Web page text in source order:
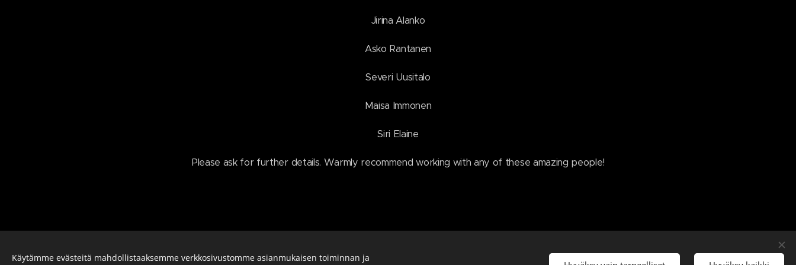
Jirina Alanko
Asko Rantanen
Severi Uusitalo
Maisa Immonen
Siri Elaine
Please ask for further details. Warmly recommend working with any of these amazing people!
Oona Kapari / Music Producer, Sound Engineer, Artsit / All rights reserved
Käytämme evästeitä mahdollistaaksemme verkkosivustomme asianmukaisen toiminnan ja